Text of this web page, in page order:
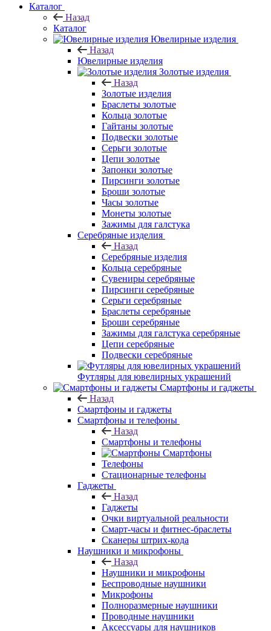
Каталог
Назад
Каталог
Ювелирные изделия
Назад
Ювелирные изделия
Золотые изделия
Назад
Золотые изделия
Браслеты золотые
Кольца золотые
Гайтаны золотые
Подвески золотые
Серьги золотые
Цепи золотые
Запонки золотые
Пирсинги золотые
Броши золотые
Часы золотые
Монеты золотые
Зажимы для галстука
Серебряные изделия
Назад
Серебряные изделия
Кольца серебряные
Сувениры серебряные
Пирсинги серебряные
Серьги серебряные
Браслеты серебряные
Броши серебряные
Зажимы для галстука серебряные
Цепи серебряные
Подвески серебряные
Футляры для ювелирных украшений
Смартфоны и гаджеты
Назад
Смартфоны и гаджеты
Смартфоны и телефоны
Назад
Смартфоны и телефоны
Смартфоны
Телефоны
Стационарные телефоны
Гаджеты
Назад
Гаджеты
Очки виртуальной реальности
Смарт-часы и фитнес-браслеты
Сканеры штрих-кода
Наушники и микрофоны
Назад
Наушники и микрофоны
Беспроводные наушники
Микрофоны
Полноразмерные наушники
Проводные наушники
Аксессуары для наушников